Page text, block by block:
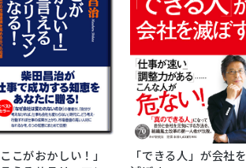
ここがおかしい！」
「できる人」が会社を